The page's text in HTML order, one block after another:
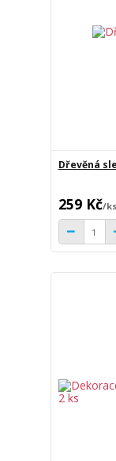
Dřevěná
259 Kč/ks